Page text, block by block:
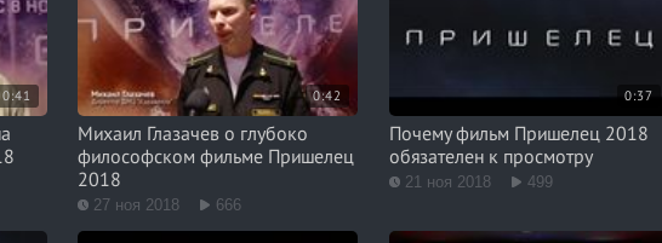
0:41 0:42
Михаил Глазачев о глубоко
философском фильме Пришелец
2018
27 ноя 2018 666
0:37
Почему фильм Пришелец 2018
обязателен к просмотру
21 ноя 2018 499